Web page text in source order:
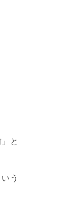
と
いう